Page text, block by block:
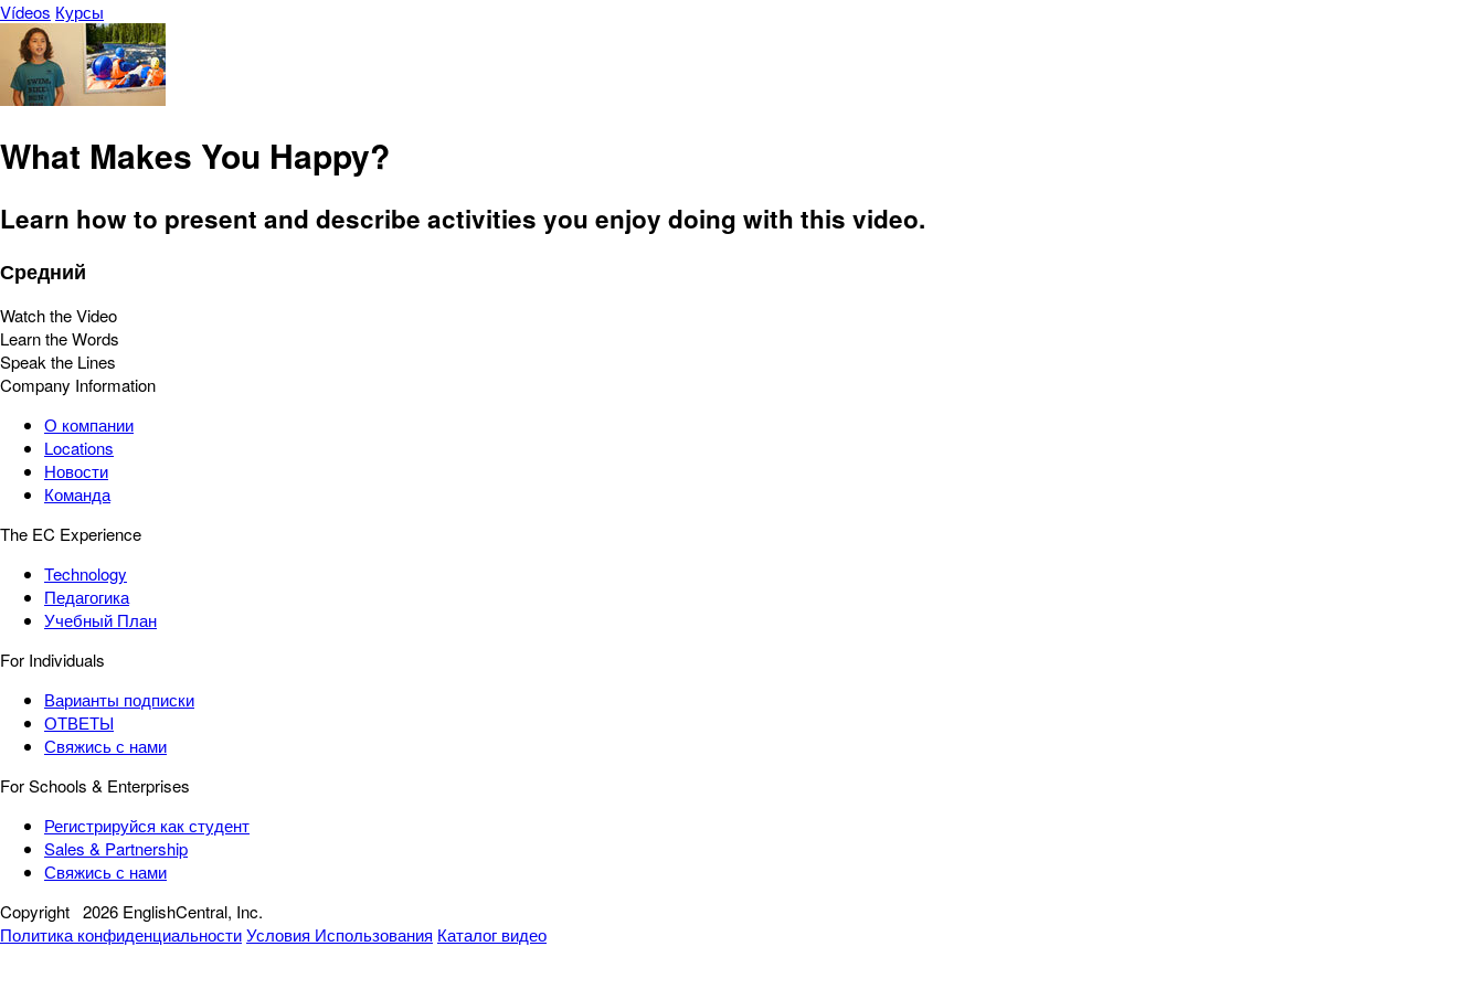
Vídeos Курсы
What Makes You Happy?
Learn how to present and describe activities you enjoy doing with this video.
Средний
Watch the Video
Learn the Words
Speak the Lines
Company Information
О компании
Locations
Новости
Команда
The EC Experience
Technology
Педагогика
Учебный План
For Individuals
Варианты подписки
ОТВЕТЫ
Свяжись с нами
For Schools & Enterprises
Регистрируйся как студент
Sales & Partnership
Свяжись с нами
Copyright 2026 EnglishCentral, Inc.
Политика конфиденциальностиУсловия Использования Каталог видео